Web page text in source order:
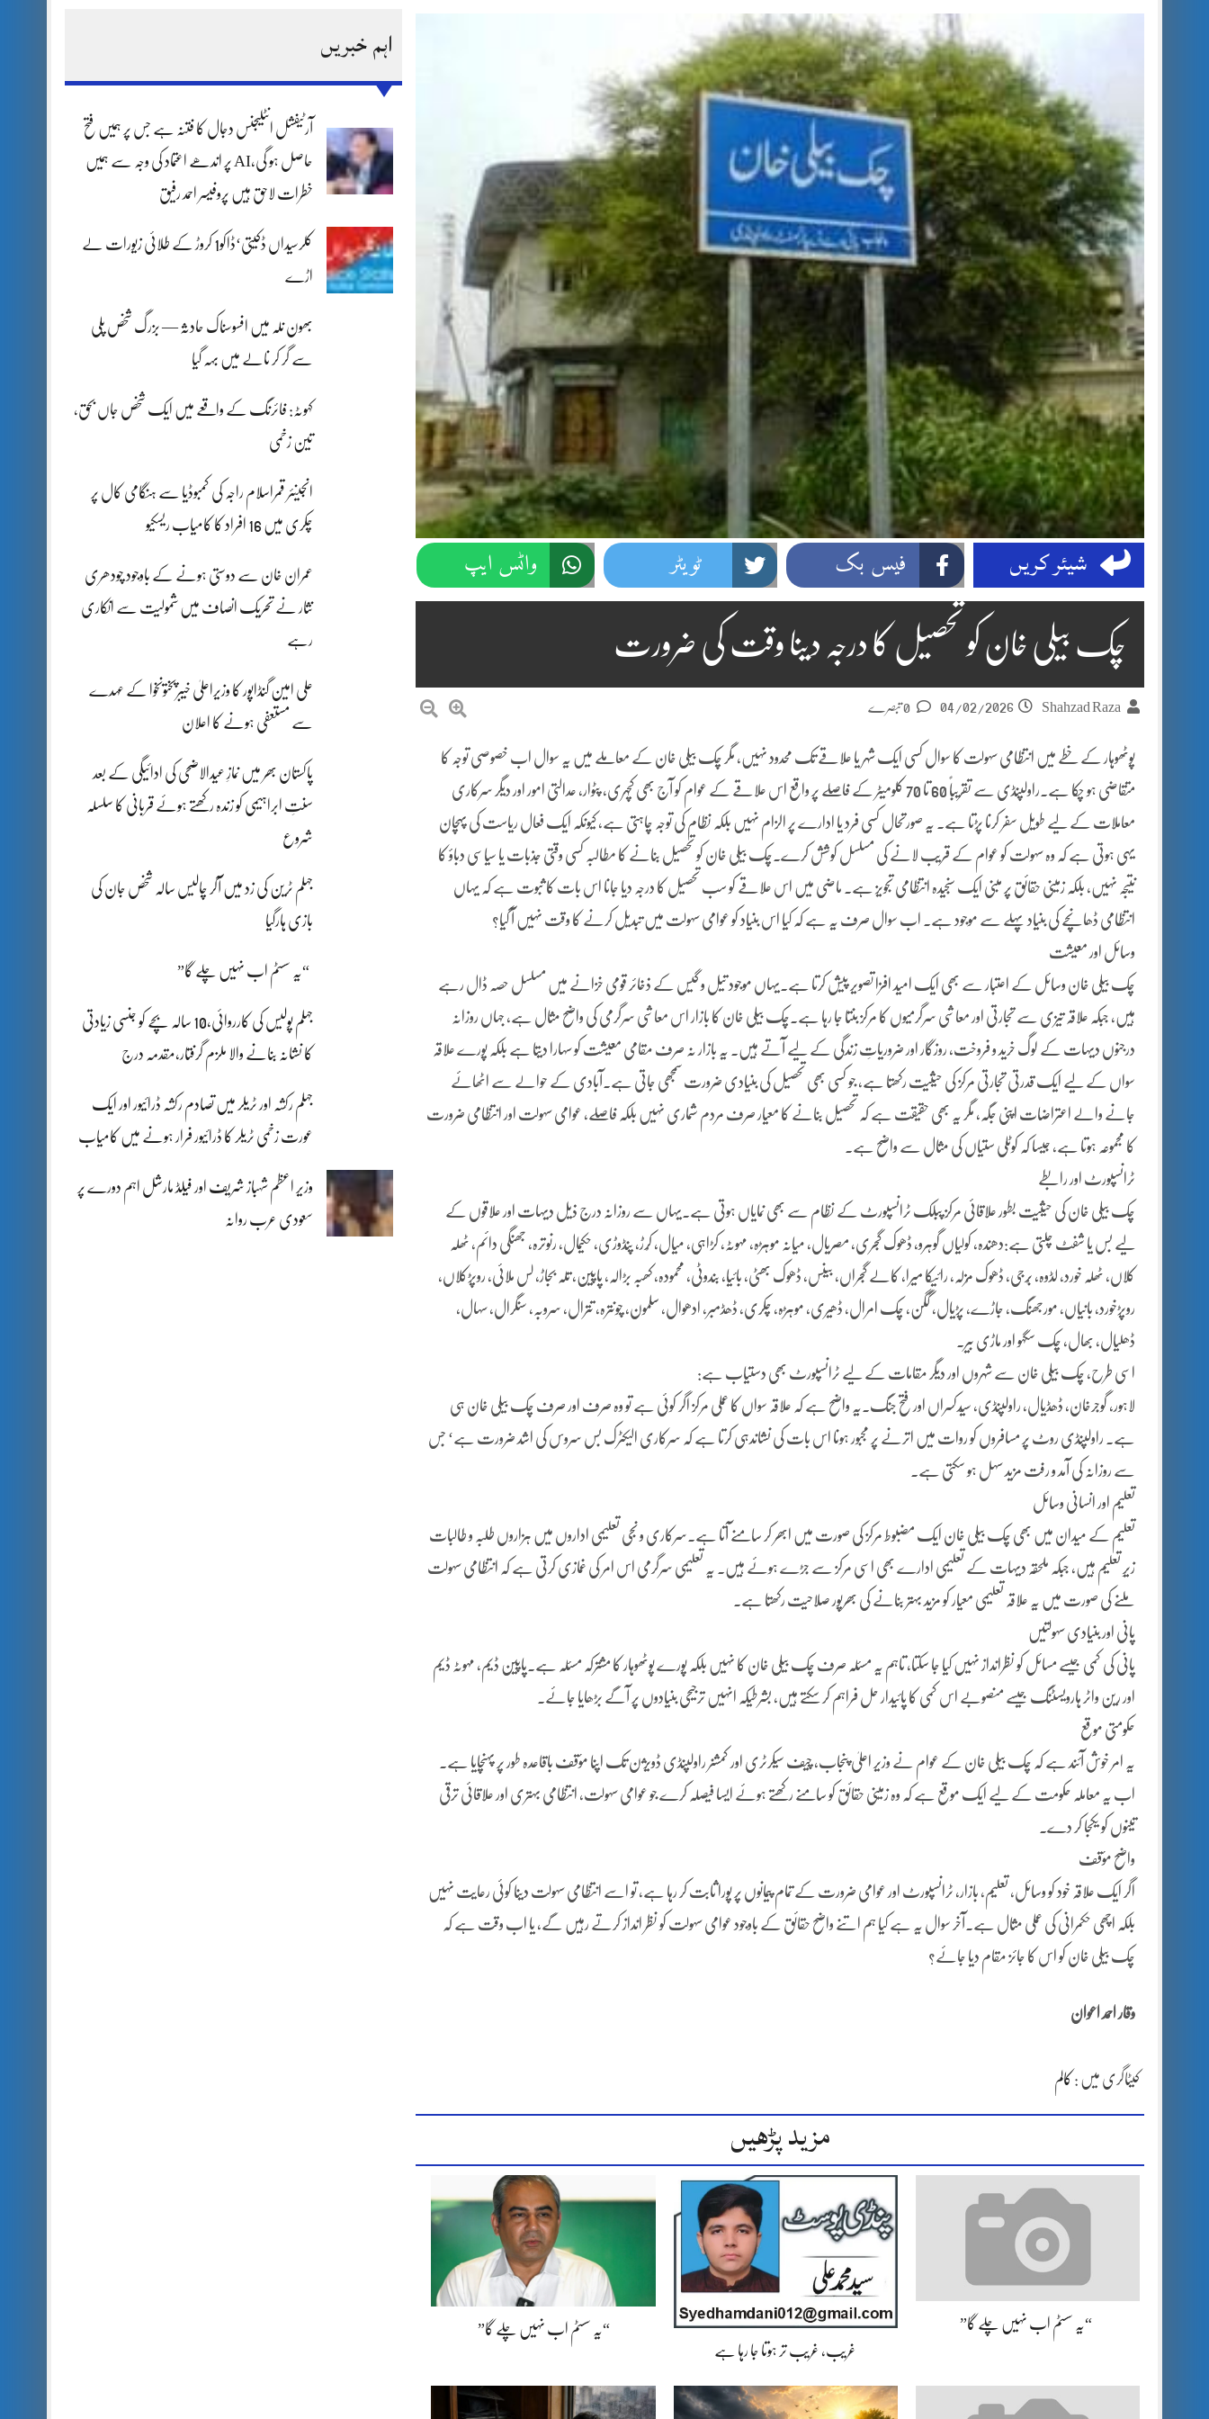
اہم خبریں
آرٹیفشل انٹلیجنس دجال کا فتنہ ہے جس پر ہمیں فتح
حاصل ہو گی،AI پر اندھے اعتماد کی وجہ سے ہمیں
خطرات لاحق ہیں پروفیسر احمد رفیق
کلرسیداں ڈکیتی‘ڈاکو1 کروڑ کے طلائی زیورات لے
اڑے
بھون نلہ میں افسوسناک حادثہ — بزرگ شخص پلی
سے گر کر نالے میں بہہ گیا
کہوٹہ: فائرنگ کے واقعے میں ایک شخص جاں بحق،
تین زخمی
انجینئر قمراسلام راجہ کی کمبوڈیا سے ہنگامی کال پر
چکری میں 16 افراد کا کامیاب ریسکیو
عمران خان سے دوستی ہونے کے باوجود چودھری
نثار نے تحریک انصاف میں شمولیت سے انکاری
رہے
علی امین گنڈاپور کا وزیراعلیٰ خیبرپختونخوا کے عہدے
سے مستعفی ہونے کا اعلان
پاکستان بھر میں نمازِ عیدالاضحی کی ادائیگی کے بعد
سنتِ ابراہیمی کو زندہ رکھتے ہوئے قربانی کا سلسلہ
شروع
جہلم ٹرین کی زد میں آکر چالیس سالہ شخص جان کی
بازی ہارگیا
“یہ سسٹم اب نہیں چلے گا”
جہلم پولیس کی کارروائی،10 سالہ بچے کو جنسی زیادتی
کا نشانہ بنانے والا ملزم گرفتار،مقدمہ درج
جہلم رکشہ اور ٹریلر میں تصادم رکشہ ڈرائیور اور ایک
عورت زخمی ٹریلر کا ڈرائیور فرار ہونے میں کامیاب
وزیر اعظم شہباز شریف اور فیلڈ مارشل اہم دورے پر
سعودی عرب روانہ
شیئر کریں فیس بک ٹویٹر واٹس ایپ
چک بیلی خان کو تحصیل کا درجہ دینا وقت کی ضرورت
Shahzad Raza
04/02/2026
پوٹھوہار کے خطے میں انتظامی سہولت کا سوال کسی ایک شہر یا علاقے تک محدود نہیں، مگر چک بیلی خان کے معاملے میں یہ سوال اب خصوصی توجہ کا
متقاضی ہو چکا ہے۔راولپنڈی سے تقریباً 60 تا 70 کلومیٹر کے فاصلے پر واقع اس علاقے کے عوام کو آج بھی کچہری، پٹوار، عدالتی امور اور دیگر سرکاری
معاملات کے لیے طویل سفر کرنا پڑتا ہے۔ یہ صورتحال کسی فرد یا ادارے پر الزام نہیں بلکہ نظام کی توجہ چاہتی ہے، کیونکہ ایک فعال ریاست کی پہچان
یہی ہوتی ہے کہ وہ سہولت کو عوام کے قریب لانے کی مسلسل کوشش کرے۔چک بیلی خان کو تحصیل بنانے کا مطالبہ کسی وقتی جذبات یا سیاسی دباؤ کا
نتیجہ نہیں، بلکہ زمینی حقائق پر مبنی ایک سنجیدہ انتظامی تجویز ہے۔ ماضی میں اس علاقے کو سب تحصیل کا درجہ دیا جانا اس بات کا ثبوت ہے کہ یہاں
انتظامی ڈھانچے کی بنیاد پہلے سے موجود ہے۔ اب سوال صرف یہ ہے کہ کیا اس بنیاد کو عوامی سہولت میں تبدیل کرنے کا وقت نہیں آ گیا؟
وسائل اور معیشت
چک بیلی خان وسائل کے اعتبار سے بھی ایک امید افزا تصویر پیش کرتا ہے۔یہاں موجود تیل و گیس کے ذخائر قومی خزانے میں مسلسل حصہ ڈال رہے
ہیں، جبکہ علاقہ تیزی سے تجارتی اور معاشی سرگرمیوں کا مرکز بنتا جا رہا ہے۔چک بیلی خان کا بازار اس معاشی سرگرمی کی واضح مثال ہے، جہاں روزانہ
درجنوں دیہات کے لوگ خرید و فروخت، روزگار اور ضروریاتِ زندگی کے لیے آتے ہیں۔ یہ بازار نہ صرف مقامی معیشت کو سہارا دیتا ہے بلکہ پورے علاقہ
سواں کے لیے ایک قدرتی تجارتی مرکز کی حیثیت رکھتا ہے، جو کسی بھی تحصیل کی بنیادی ضرورت سمجھی جاتی ہے۔آبادی کے حوالے سے اٹھائے
جانے والے اعتراضات اپنی جگہ، مگر یہ بھی حقیقت ہے کہ تحصیل بنانے کا معیار صرف مردم شماری نہیں بلکہ فاصلے، عوامی سہولت اور انتظامی ضرورت
کا مجموعہ ہوتا ہے، جیسا کہ کوٹلی ستیاں کی مثال سے واضح ہے۔
ٹرانسپورٹ اور رابطے
چک بیلی خان کی حیثیت بطور علاقائی مرکز پبلک ٹرانسپورٹ کے نظام سے بھی نمایاں ہوتی ہے۔یہاں سے روزانہ درج ذیل دیہات اور علاقوں کے
لیے بس یا شفٹ چلتی ہے:دھندہ، کولیاں گوہرو، ڈھوک گجری، مصریال، میانہ موہڑہ، مہوٹہ، کڑاہی، میال، کُرڑ، پنڈوڑی، حکیمال، رنوترہ، جھنگی دائم، ٹھلہ
کلاں، ٹھلہ خورد، لڈوہ، بُرجی، ڈھوک مُزلہ، رائیکا میرا، کالے گجراں، بینس، ڈھوک بھٹی، بائیا، بندوٹی، محمودہ، کھبہ بڑالہ، پاپین، تلہ بجاڑ، لس ملائی، روپڑکلاں،
روپڑخورد، بانیاں، مورجھنگ، جاڑے، پڑیال، گگن، چک امرال، ڈھیری، موہڑہ، چکری، ڈھڈمبر، ادھوال، سلمون، چونترہ، تترال، سروبہ، سنگرال، سہال،
ڈھلیال، بھال، چک سگہو اور ماڑی بیر۔
اسی طرح، چک بیلی خان سے شہروں اور دیگر مقامات کے لیے ٹرانسپورٹ بھی دستیاب ہے:
لاہور، گوجرخان، ڈھڈیال، راولپنڈی، سیّدکسراں اور فتح جنگ۔یہ واضح ہے کہ علاقہ سواں کا عملی مرکز اگر کوئی ہے تو وہ صرف اور صرف چک بیلی خان ہی
ہے۔ راولپنڈی روٹ پر مسافروں کو روات میں اترنے پر مجبور ہونا اس بات کی نشاندہی کرتا ہے کہ سرکاری الیکٹرک بس سروس کی اشد ضرورت ہے‘ جس
سے روزانہ کی آمد و رفت مزید سہل ہو سکتی ہے۔
تعلیم اور انسانی وسائل
تعلیم کے میدان میں بھی چک بیلی خان ایک مضبوط مرکز کی صورت میں ابھر کر سامنے آتا ہے۔سرکاری و نجی تعلیمی اداروں میں ہزاروں طلبہ و طالبات
زیرِ تعلیم ہیں، جبکہ ملحقہ دیہات کے تعلیمی ادارے بھی اسی مرکز سے جڑے ہوئے ہیں۔ یہ تعلیمی سرگرمی اس امر کی غمازی کرتی ہے کہ انتظامی سہولت
ملنے کی صورت میں یہ علاقہ تعلیمی معیار کو مزید بہتر بنانے کی بھرپور صلاحیت رکھتا ہے۔
پانی اور بنیادی سہولتیں
پانی کی کمی جیسے مسائل کو نظرانداز نہیں کیا جا سکتا، تاہم یہ مسئلہ صرف چک بیلی خان کا نہیں بلکہ پورے پوٹھوہار کا مشترکہ مسئلہ ہے۔پاپین ڈیم، مہوٹہ ڈیم
اور رین واٹر ہارویسٹنگ جیسے منصوبے اس کمی کا پائیدار حل فراہم کر سکتے ہیں، بشرطیکہ انہیں ترجیحی بنیادوں پر آگے بڑھایا جائے۔
حکومتی موقع
یہ امر خوش آئند ہے کہ چک بیلی خان کے عوام نے وزیر اعلیٰ پنجاب، چیف سیکرٹری اور کمشنر راولپنڈی ڈویژن تک اپنا مؤقف باقاعدہ طور پر پہنچایا ہے۔
اب یہ معاملہ حکومت کے لیے ایک موقع ہے کہ وہ زمینی حقائق کو سامنے رکھتے ہوئے ایسا فیصلہ کرے جو عوامی سہولت، انتظامی بہتری اور علاقائی ترقی
تینوں کو یکجا کر دے۔
واضح مؤقف
اگر ایک علاقہ خود کو وسائل، تعلیم، بازار، ٹرانسپورٹ اور عوامی ضرورت کے تمام پیمانوں پر پورا ثابت کر رہا ہے، تو اسے انتظامی سہولت دینا کوئی رعایت نہیں
بلکہ اچھی حکمرانی کی عملی مثال ہے۔آخر سوال یہ ہے کیا ہم اتنے واضح حقائق کے باوجود عوامی سہولت کو نظر انداز کرتے رہیں گے، یا اب وقت ہے کہ
چک بیلی خان کو اس کا جائز مقام دیا جائے؟
وقار احمد اعوان
کیٹاگری میں : کالم
مزید پڑھیں
“یہ سسٹم اب نہیں چلے گا”
غریب، غریب تر ہوتا جا رہا ہے
“یہ سسٹم اب نہیں چلے گا”